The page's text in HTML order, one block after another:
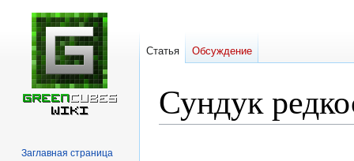
Сундук
Статья Обсуждение
Заглавная страница